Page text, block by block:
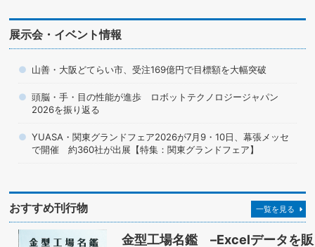
展示会・イベント情報
山善・大阪どてらい市、受注169億円で目標額を大幅突破
頭脳・手・目の性能が進歩 ロボットテクノロジージャパン
2026を振り返る
YUASA・関東グランドフェア2026が7月9・10日、幕張メッセ
で開催 約360社が出展【特集：関東グランドフェア】
おすすめ刊行物 一覧を見る
金型工場名鑑 –Excelデータを販